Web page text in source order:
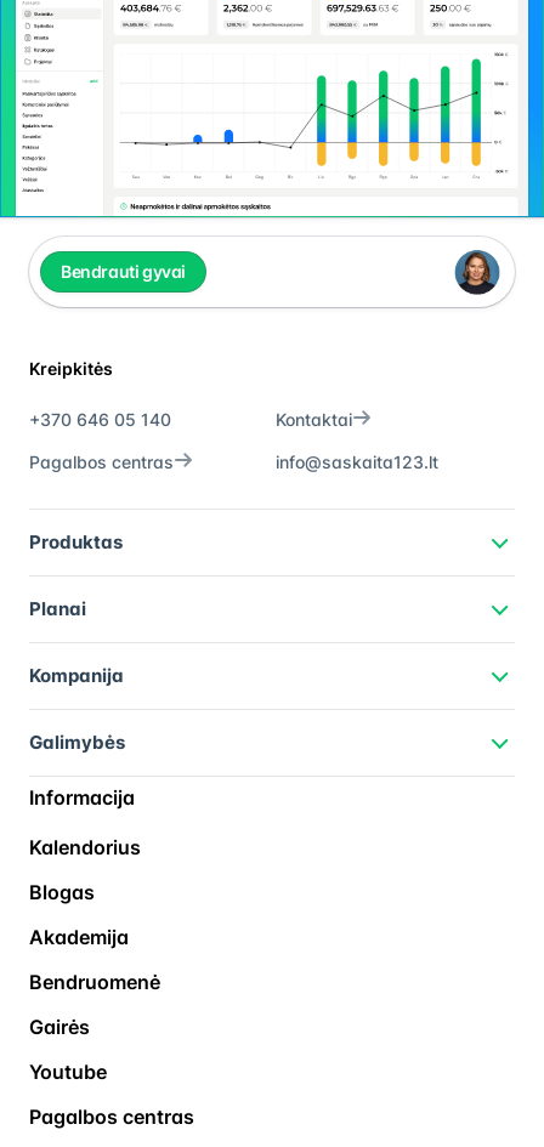
Bendrauti gyvai
Kreipkitės
+370 646 05 140
info@saskaita123.lt
Kontaktai
Pagalbos centras
Produktas
Planai
Kompanija
Galimybės
Informacija
Kalendorius
Blogas
Akademija
Bendruomenė
Gairės
Youtube
Pagalbos centras